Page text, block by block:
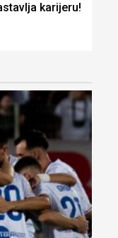
karijeru!